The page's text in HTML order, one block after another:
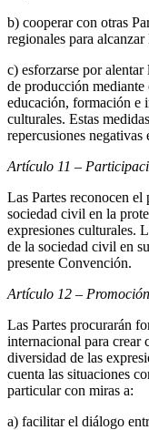
b) cooperar con otras
regionales para
c) esforzarse por
de producción mediante
educación, formación e
culturales. Estas
repercusiones
Artículo 11 –
Las Partes reconocen el
sociedad civil en la
expresiones culturales.
de la sociedad civil en
presente Convención.
Artículo 12 –
Las Partes procurarán
internacional para crear
diversidad de las
cuenta las situaciones
particular con miras a:
a) facilitar el diálogo